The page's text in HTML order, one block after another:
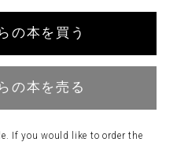
の本を買う
の本を売る
If you would like to order the